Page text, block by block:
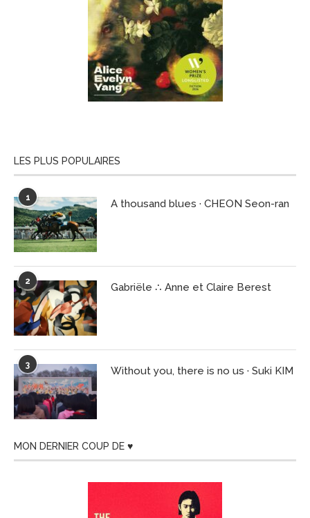
LES PLUS POPULAIRES
1 A thousand blues · CHEON Seon-ran
2 Gabriële ∴ Anne et Claire Berest
3 Without you, there is no us · Suki KIM
MON DERNIER COUP DE ♥